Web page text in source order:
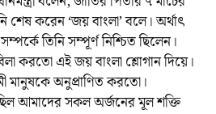
করেন ‘জয় বাংলা’ বলে। অর্থাৎ
তিনি সম্পূর্ণ নিশ্চিত ছিলেন।
করতো এই জয় বাংলা শ্লোগান দিয়ে।
মানুষকে অনুপ্রাণিত করতো।
আমাদের সকল অর্জনের মূল শক্তি